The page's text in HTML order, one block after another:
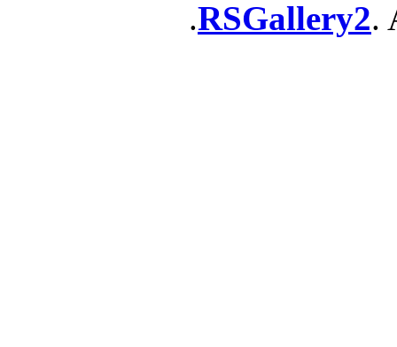
RSGallery2.